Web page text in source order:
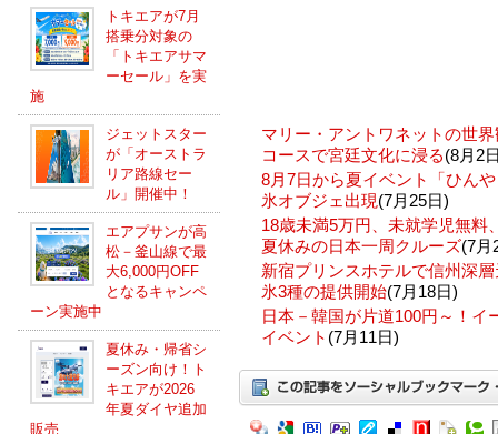
トキエアが7月
搭乗分対象の
「トキエアサマ
ーセール」を実
施
ジェットスター
が「オーストラ
リア路線セー
ル」開催中！
エアプサンが高
松－釜山線で最
大6,000円OFF
となるキャンペ
ーン実施中
夏休み・帰省シ
ーズン向け！ト
キエアが2026
年夏ダイヤ追加
販売
マリー・アントワネットの世
コースで宮廷文化に浸る(8月2
8月7日から夏イベント「ひん
氷オブジェ出現(7月25日)
18歳未満5万円、未就学児無料
夏休みの日本一周クルーズ(7月
新宿プリンスホテルで信州深
氷3種の提供開始(7月18日)
日本－韓国が片道100円～！イ
イベント (7月11日)